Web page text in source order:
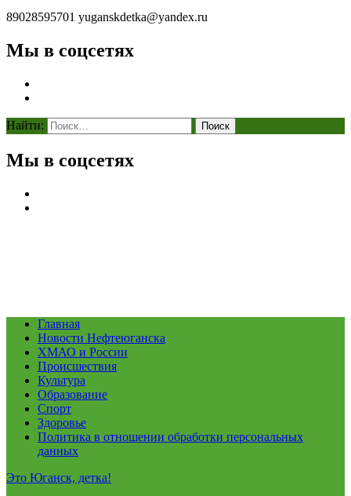
89028595701 yuganskdetka@yandex.ru
Мы в соцсетях
Найти:
Мы в соцсетях
Главная
Новости Нефтеюганска
ХМАО и России
Происшествия
Культура
Образование
Спорт
Здоровье
Политика в отношении обработки персональных
данных
Это Юганск, детка!